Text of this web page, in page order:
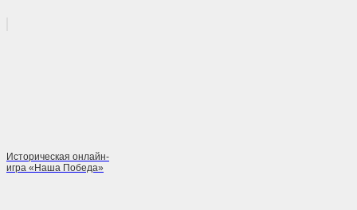
Историческая онлайн-
игра «Наша Победа»